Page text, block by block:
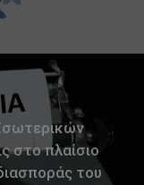
στο πλαίσιο
του